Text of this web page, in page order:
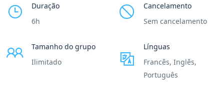
Duração
6h
Cancelamento
Sem cancelamento
Tamanho do grupo
Ilimitado
Línguas
Francês, Inglês,
Português